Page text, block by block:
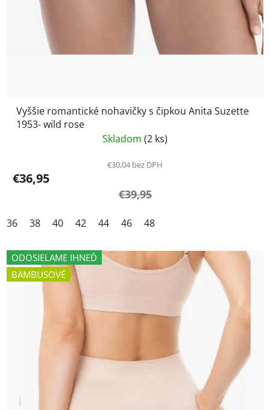
Vyššie romantické nohavičky s čipkou Anita Suzette
1953- wild rose
Skladom (2 ks)
€30,04 bez DPH
€36,95
€39,95
36 38 40 42 44 46 48
ODOSIELAME IHNEĎ
BAMBUSOVÉ